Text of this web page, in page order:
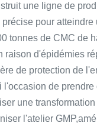
une ligne de
pour atteindre
tonnes de CMC de
raison d'épidémies
de protection de
l'occasion de
une
l'atelier